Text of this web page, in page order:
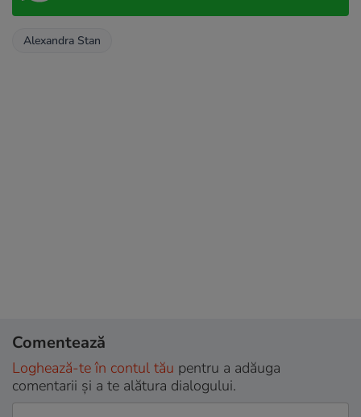
Alexandra Stan
Comentează
Loghează-te în contul tău pentru a adăuga
comentarii și a te alătura dialogului.